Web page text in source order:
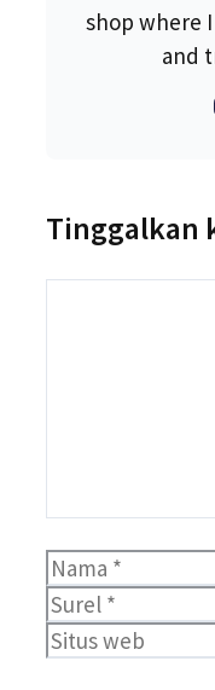
shop where
and
Tinggalkan
Nama